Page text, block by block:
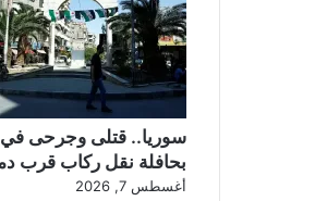
سوريا.. قتلى وجرحى في
بحافلة نقل ركاب قرب
أغسطس 7, 2026